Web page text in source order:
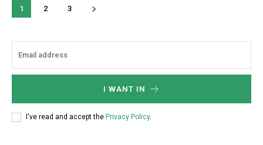
1 2 3
I WANT IN
I've read and accept the Privacy Policy.